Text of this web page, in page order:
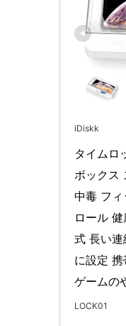
iDiskk
タイムロ
ボックス
中毒 フィ
ロール
式 長い
に設定
ゲームの
LOCK01